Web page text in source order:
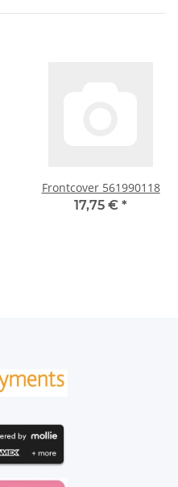
Frontcover 561990118
17,75 € *